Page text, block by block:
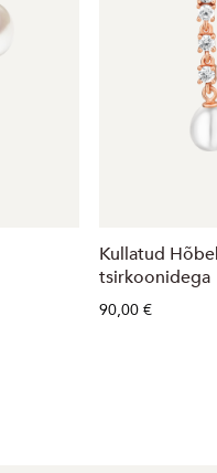
Kullatud
tsirkoonidega
90,00 €